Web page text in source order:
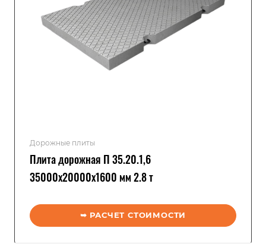
Дорожные плиты
Плита дорожная П 35.20.1,6
35000x20000x1600 мм 2.8 т
➥ РАСЧЕТ СТОИМОСТИ